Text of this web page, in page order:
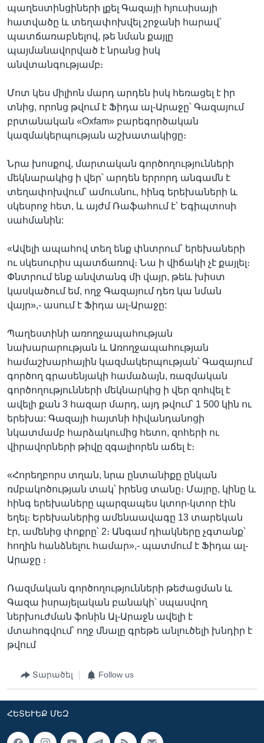
պաղեստինցիների լքել Գազայի հյուսիսայի
հատվածը և տեղափոխվել շրջանի հարավ՝
պատճառաբնելով, թե նման քայլը
պայմանավորված է նրանց իսկ
անվտանգությամբ։
Մոտ կես միլիոն մարդ արդեն իսկ հեռացել է իր
տնից, որոնց թվում է Ֆիդա ալ-Արաջը՝ Գազայում
բրտանական «Oxfam» բարեգործական
կազմակերպության աշխատակիցը։
Նրա խոսքով, մարտական գործողությունների
մեկնարակից ի վեր՝ արդեն երրորդ անգամն է
տեղափոխվում՝ ամուսնու, հինգ երեխաների և
սկեսրոջ հետ, և այժմ Ռաֆահում է՝ Եգիպտոսի
սահմանին:
«Ավելի ապահով տեղ ենք փնտրում՝ երեխաների
ու սկեսուրիս պատճառով։ Նա ի վիճակի չէ քայլել։
Փնտրում ենք անվտանգ մի վայր, թեև խիստ
կասկածում եմ, ողջ Գազայում դեռ կա նման
վայր»,- ասում է Ֆիդա ալ-Արաջը:
Պաղեստինի առողջապահության
նախարարության և Առողջապահության
համաշխարհային կազմակերպության՝ Գազայում
գործող գրասենյակի համաձայն, ռազմական
գործողությունների մեկնարկից ի վեր զոհվել է
ավելի քան 3 հազար մարդ, այդ թվում՝ 1 500 կին ու
երեխա: Գազայի հայտնի հիվանդանոցի
նկատմամբ հարձակումից հետո, զոհերի ու
վիրավորների թիվը զգալիորեն աճել է։
«Հորեղբորս տղան, նրա ընտանիքը ընկան
ռմբակոծության տակ՝ իրենց տանը։ Մայրը, կինը և
հինգ երեխաները պարզապես կտոր-կտոր էին
եղել։ Երեխաներից ամենաավագը 13 տարեկան
էր, ամենից փոքրը՝ 2։ Անգամ դիակները չգտանք՝
հողին հանձնելու համար»,- պատմում է Ֆիդա ալ-
Արաջը ։
Ռազմական գործողությունների թեժացման և
Գազա իսրայելական բանակի՝ սպասվող
ներխուժման ֆոնին Ալ-Արաջն ավելի է
մտահոգվում՝ ողջ մնալը գրեթե անլուծելի խնդիր է
թվում
Տարածել Follow us
ՀԵՏԵՒԵՔ ՄԵԶ